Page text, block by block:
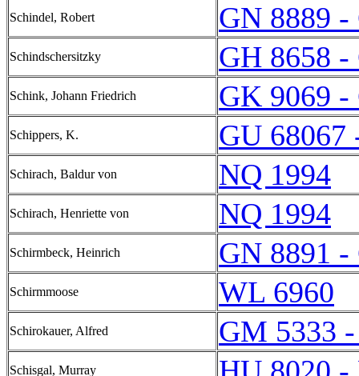
Schindel, Robert GN 8889 -
Schindschersitzky GH 8658 -
Schink, Johann Friedrich GK 9069 -
Schippers, K. GU 68067
Schirach, Baldur von NQ 1994
Schirach, Henriette von NQ 1994
Schirmbeck, Heinrich GN 8891 -
Schirmmoose WL 6960
Schirokauer, Alfred GM 5333
Schisgal, Murray